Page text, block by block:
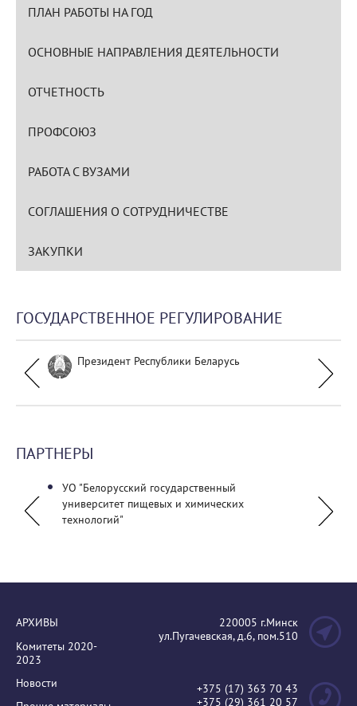
ПЛАН РАБОТЫ НА ГОД
ОСНОВНЫЕ НАПРАВЛЕНИЯ ДЕЯТЕЛЬНОСТИ
ОТЧЕТНОСТЬ
ПРОФСОЮЗ
РАБОТА С ВУЗАМИ
СОГЛАШЕНИЯ О СОТРУДНИЧЕСТВЕ
ЗАКУПКИ
ГОСУДАРСТВЕННОЕ РЕГУЛИРОВАНИЕ
Президент Республики Беларусь
ПАРТНЕРЫ
УО "Белорусский государственный
университет пищевых и химических
технологий"
АРХИВЫ
Комитеты 2020-
2023
Новости
220005 г.Минск
ул.Пугачевская, д.6, пом.510
+375 (17) 363 70 43
+375 (29) 361 20 57